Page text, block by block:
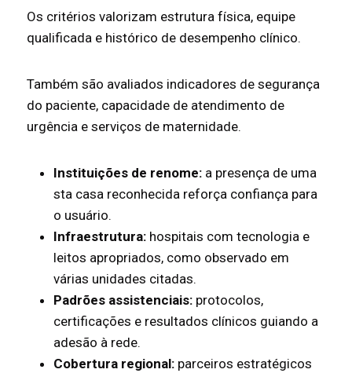
Os critérios valorizam estrutura física, equipe
qualificada e histórico de desempenho clínico.
Também são avaliados indicadores de segurança
do paciente, capacidade de atendimento de
urgência e serviços de maternidade.
Instituições de renome: a presença de uma
sta casa reconhecida reforça confiança para
o usuário.
Infraestrutura: hospitais com tecnologia e
leitos apropriados, como observado em
várias unidades citadas.
Padrões assistenciais: protocolos,
certificações e resultados clínicos guiando a
adesão à rede.
Cobertura regional: parceiros estratégicos